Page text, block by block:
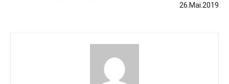
26.Mai.2019